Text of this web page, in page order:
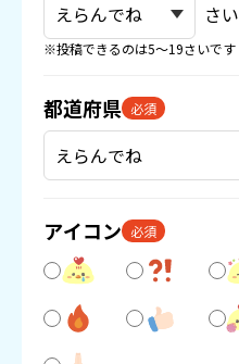
さい
※投稿できるのは5〜19さいです
都道府県 必須
アイコン 必須